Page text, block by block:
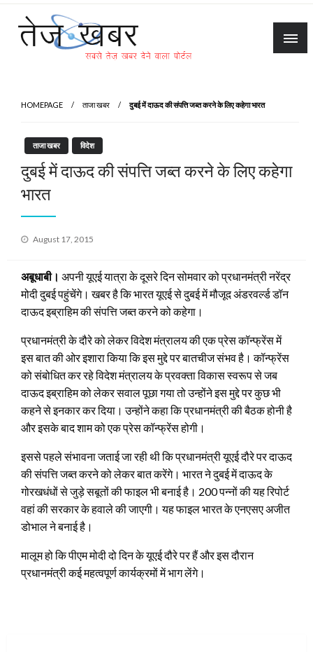
Skip
content
HOMEPAGE ताजा खबर दुबई में दाऊद की संपत्ति जब्‍त करने के लिए कहेगा भारत
ताजा खबर विदेश
दुबई में दाऊद की संपत्ति जब्‍त करने के लिए कहेगा
भारत
Posted
August 17, 2015
अबूधाबी। अपनी यूएई यात्रा के दूसरे दिन सोमवार को प्रधानमंत्री नरेंद्र
मोदी दुबई पहुंचेंगे। खबर है कि भारत यूएई से दुबई में मौजूद अंडरवर्ल्ड डॉन
दाऊद इब्राहिम की संपत्ति जब्त करने को कहेगा।
प्रधानमंत्री के दौरे को लेकर विदेश मंत्रालय की एक प्रेस कॉन्‍फ्रेंस में
इस बात की ओर इशारा किया कि इस मुद्दे पर बातचीज संभव है। कॉन्‍फ्रेंस
को संबोधित कर रहे विदेश मंत्रालय के प्रवक्‍ता विकास स्‍वरूप से जब
दाऊद इब्राहिम को लेकर सवाल पूछा गया तो उन्‍होंने इस मुद्दे पर कुछ भी
कहने से इनकार कर दिया। उन्‍होंने कहा कि प्रधानमंत्री की बैठक होनी है
और इसके बाद शाम को एक प्रेस कॉन्‍फ्रेंस होगी।
इससे पहले संभावना जताई जा रही थी कि प्रधानमंत्री यूएई दौरे पर दाऊद
की संपत्ति जब्‍त करने को लेकर बात करेंगे। भारत ने दुबई में दाऊद के
गोरखधंधों से जुड़े सबूतों की फाइल भी बनाई है। 200 पन्नों की यह रिपोर्ट
वहां की सरकार के हवाले की जाएगी। यह फाइल भारत के एनएसए अजीत
डोभाल ने बनाई है।
मालूम हो कि पीएम मोदी दो दिन के यूएई दौरे पर हैं और इस दौरान
प्रधानमंत्री कई महत्‍वपूर्ण कार्यक्रमों में भाग लेंगे।